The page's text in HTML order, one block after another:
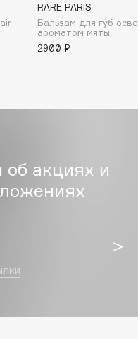
RARE PARIS
Бальзам для губ
ароматом мяты
2900 ₽
об акциях и